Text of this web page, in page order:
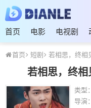
首页 电影 电视剧
首页 短剧 若相思，终相
若相思，终相
类型：
导演：